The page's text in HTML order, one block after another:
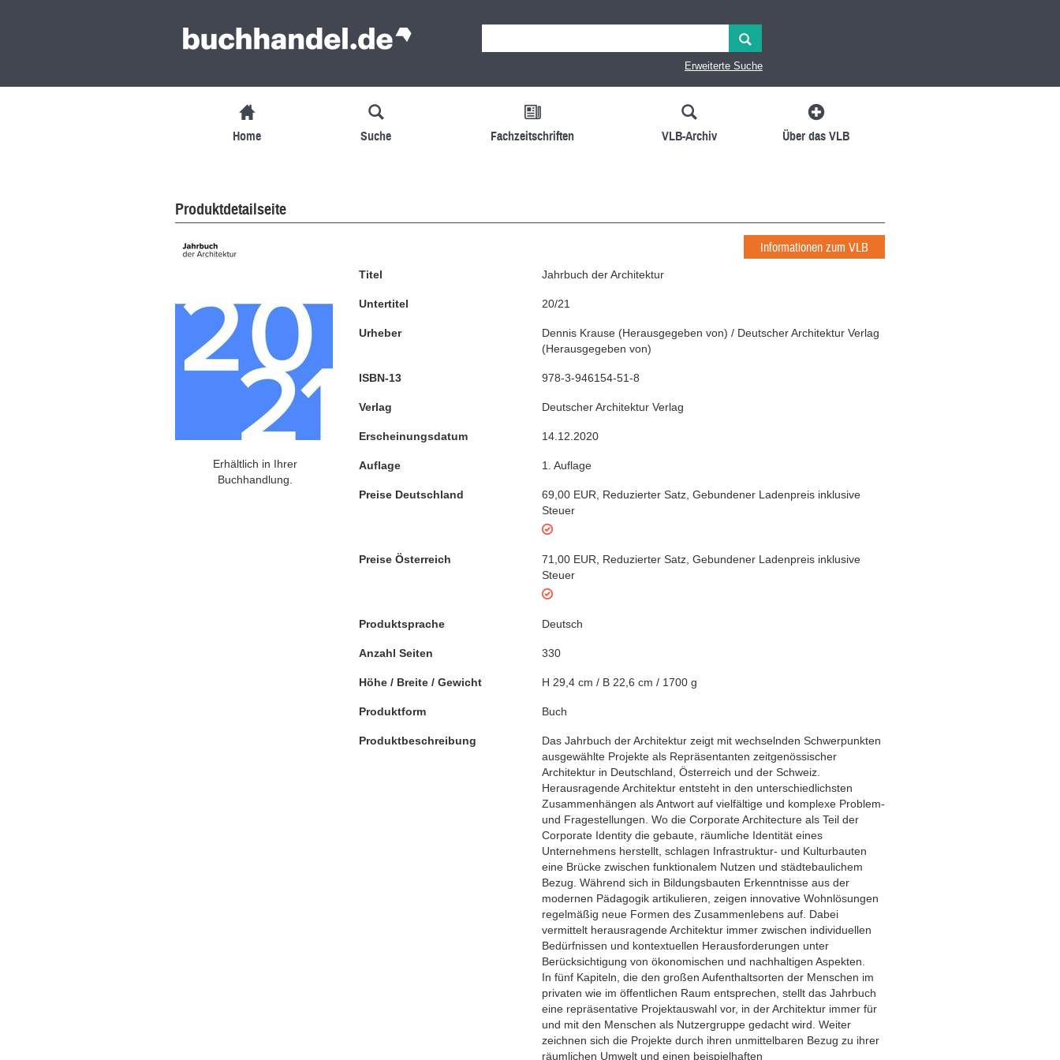
Erweiterte Suche
Home Suche Fachzeitschriften VLB-Archiv Über das VLB
Produktdetailseite
Erhältlich in Ihrer
Buchhandlung.
Informationen zum VLB
Titel Jahrbuch der Architektur
Untertitel 20/21
Urheber Dennis Krause (Herausgegeben von) / Deutscher Architektur Verlag
(Herausgegeben von)
ISBN-13 978-3-946154-51-8
Verlag Deutscher Architektur Verlag
Erscheinungsdatum 14.12.2020
Auflage 1. Auflage
Preise Deutschland 69,00 EUR Reduzierter Satz Gebundener Ladenpreis inklusive
Steuer
Preise Österreich 71,00 EUR Reduzierter Satz Gebundener Ladenpreis inklusive
Steuer
Produktsprache Deutsch
Anzahl Seiten 330
Höhe / Breite / Gewicht H 29,4 cm / B 22,6 cm / 1700 g
Produktform Buch
Produktbeschreibung
Das Jahrbuch der Architektur zeigt mit wechselnden Schwerpunkten
ausgewählte Projekte als Repräsentanten zeitgenössischer
Architektur in Deutschland, Österreich und der Schweiz.
Herausragende Architektur entsteht in den unterschiedlichsten
Zusammenhängen als Antwort auf vielfältige und komplexe Problem-
und Fragestellungen. Wo die Corporate Architecture als Teil der
Corporate Identity die gebaute, räumliche Identität eines
Unternehmens herstellt, schlagen Infrastruktur- und Kulturbauten
eine Brücke zwischen funktionalem Nutzen und städtebaulichem
Bezug. Während sich in Bildungsbauten Erkenntnisse aus der
modernen Pädagogik artikulieren, zeigen innovative Wohnlösungen
regelmäßig neue Formen des Zusammenlebens auf. Dabei
vermittelt herausragende Architektur immer zwischen individuellen
Bedürfnissen und kontextuellen Herausforderungen unter
Berücksichtigung von ökonomischen und nachhaltigen Aspekten.
In fünf Kapiteln, die den großen Aufenthaltsorten der Menschen im
privaten wie im öffentlichen Raum entsprechen, stellt das Jahrbuch
eine repräsentative Projektauswahl vor, in der Architektur immer für
und mit den Menschen als Nutzergruppe gedacht wird. Weiter
zeichnen sich die Projekte durch ihren unmittelbaren Bezug zu ihrer
räumlichen Umwelt und einen beispielhaften